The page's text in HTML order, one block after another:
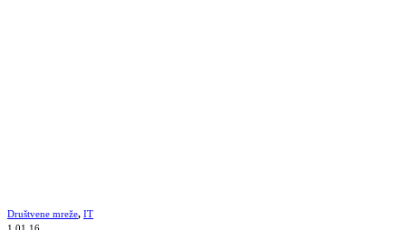
Društvene mreže, IT